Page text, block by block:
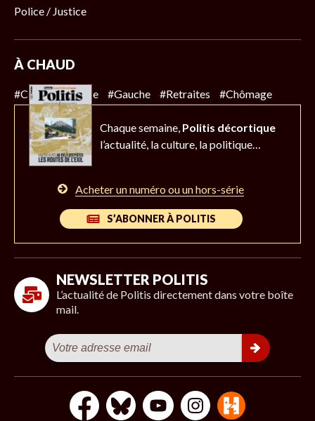
Police / Justice
À CHAUD
#Climat #Police #Gauche #Retraites #Chômage
Chaque semaine, Politis décortique
l’actualité, la culture, la politique…
Acheter un numéro ou un hors-série
S’ABONNER À POLITIS
NEWSLETTER POLITIS
L’actualité de Politis directement dans votre boîte
mail.